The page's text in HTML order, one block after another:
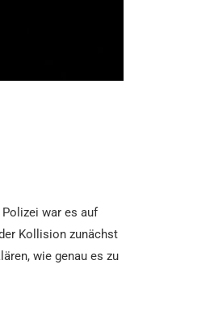
war es auf
Kollision zunächst
wie genau es zu